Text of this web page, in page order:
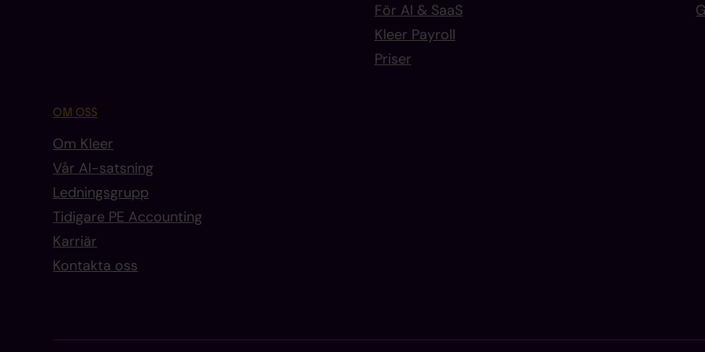
För AI & SaaS
Kleer Payroll
Priser
OM OSS
Om Kleer
Vår AI-satsning
Ledningsgrupp
Tidigare PE Accounting
Karriär
Kontakta oss